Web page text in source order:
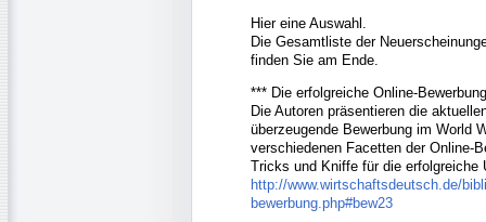
Hier eine Auswahl.
Die Gesamtliste der
finden Sie am Ende.
*** Die erfolgreiche Online-
Die Autoren präsentieren die
überzeugende Bewerbung im World
verschiedenen Facetten der Online-
Tricks und Kniffe für die erfolgreiche
http://www.wirtschaftsdeutsch.de/
bewerbung.php#bew23